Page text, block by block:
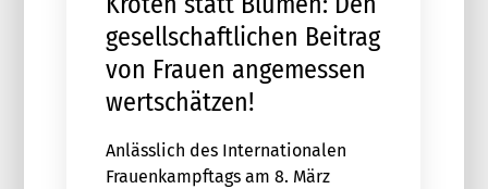
gesellschaftlichen Beitrag
von Frauen angemessen
wertschätzen!
Anlässlich des Internationalen
Frauenkampftags am 8. März